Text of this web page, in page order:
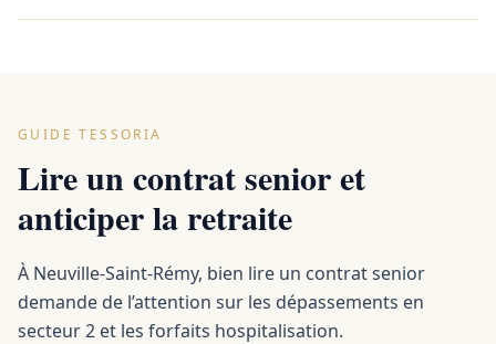
GUIDE TESSORIA
Lire un contrat senior et
anticiper la retraite
À Neuville-Saint-Rémy, bien lire un contrat senior
demande de l’attention sur les dépassements en
secteur 2 et les forfaits hospitalisation.